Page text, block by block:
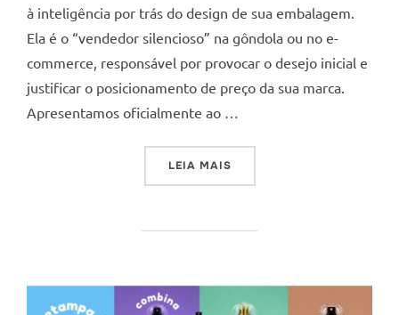
à inteligência por trás do design de sua embalagem.
Ela é o “vendedor silencioso” na gôndola ou no e-
commerce, responsável por provocar o desejo inicial e
justificar o posicionamento de preço da sua marca.
Apresentamos oficialmente ao …
LEIA MAIS“AGORA A LINHA DOPPIO